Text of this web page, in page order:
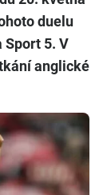
duelu
5. V
anglické